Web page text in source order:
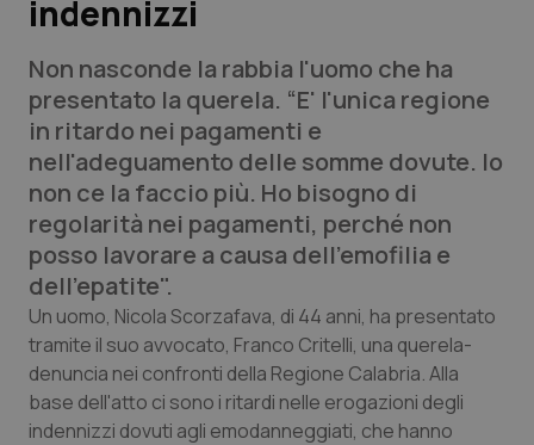
Studi e Analisi
Lettere al direttore
Edizioni Regionali
QS Pro
Professionisti Sanitari.AI
Abruzzo
Basilicata
QS Pro Gold
Artrite & artrosi
QS Club Newsletter
indennizzi
Non nasconde la rabbia l'uomo che ha
presentato la querela. “E' l'unica regione
in ritardo nei pagamenti e
nell'adeguamento delle somme dovute. Io
non ce la faccio più. Ho bisogno di
regolarità nei pagamenti, perché non
posso lavorare a causa dell'emofilia e
dell'epatite".
Un uomo, Nicola Scorzafava, di 44 anni, ha presentato
tramite il suo avvocato, Franco Critelli, una querela-
denuncia nei confronti della Regione Calabria. Alla
base dell'atto ci sono i ritardi nelle erogazioni degli
indennizzi dovuti agli emodanneggiati, che hanno